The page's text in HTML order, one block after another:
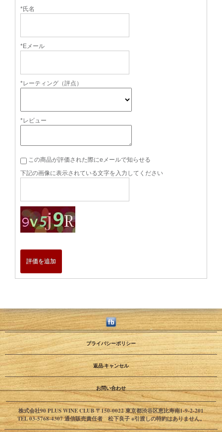
*氏名
*Eメール
*レーティング（評点）
*レビュー
この商品が評価された際にeメールで知らせる
下記の画像に表示されている文字を入力してください
評価を追加
プライバシーポリシー
返品·キャンセル
お問い合わせ
株式会社90 PLUS WINE CLUB 〒150-0022 東京都渋谷区恵比寿南1-9-2-201
TEL 03-5768-4307 通信販売責任者 松下良子 ※引渡しの特約はありません。